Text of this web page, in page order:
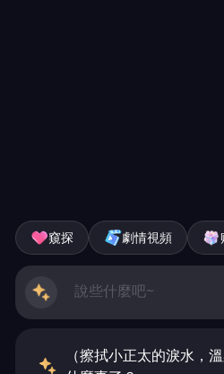
窺探 劇情視頻
（擦拭小正太的淚水，